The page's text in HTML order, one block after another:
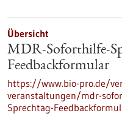
Übersicht
MDR-Soforthilfe-
Feedbackformular
https://www.bio-pro.de/
veranstaltungen/mdr-
Sprechtag-